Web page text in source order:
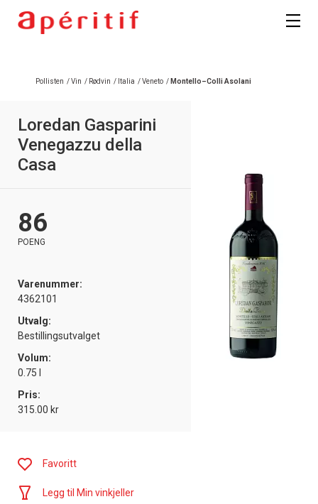
Pollisten /Vin / Rødvin / Italia /Veneto / Montello–Colli Asolani
Loredan Gasparini
Venegazzu della
Casa
86
POENG
Varenummer:
4362101
Utvalg:
Bestillingsutvalget
Volum:
0.75 l
Pris:
315.00 kr
Favoritt
Legg til Min vinkjeller